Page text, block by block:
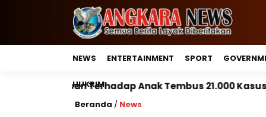
NEWS ENTERTAINMENT SPORT
HUKRIM
Anak Tembus 21.000 Kasus, Pemerintah
Beranda / News